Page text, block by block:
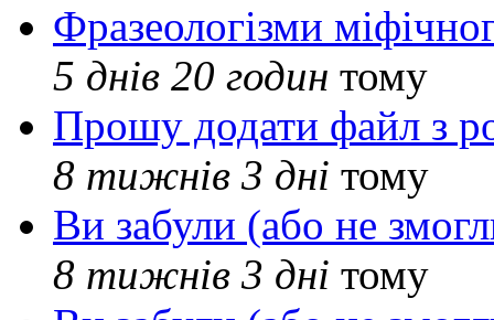
Фразеологізми
5 днів 20 годин тому
Прошу додати файл з
8 тижнів 3 дні тому
Ви забули (або не
8 тижнів 3 дні тому